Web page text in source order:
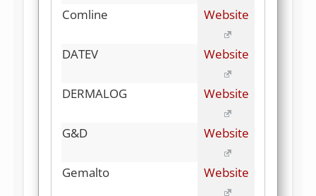
Comline Website
DATEV Website
DERMALOG Website
G&D Website
Gemalto Website